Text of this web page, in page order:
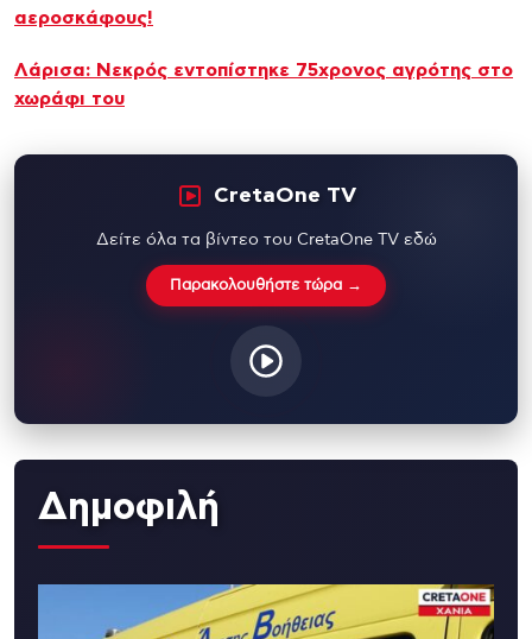
αεροσκάφους!
Λάρισα: Νεκρός εντοπίστηκε 75χρονος αγρότης στο
χωράφι του
CretaOne TV
Δείτε όλα τα βίντεο του CretaOne TV εδώ
Παρακολουθήστε τώρα →
Δημοφιλή